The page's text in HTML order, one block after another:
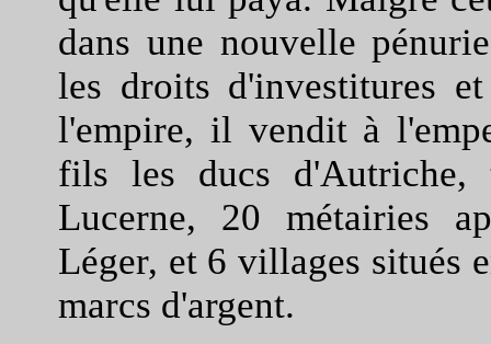
dans une nouvelle
les droits d'investitures
l'empire, il vendit à
fils les ducs
Lucerne, 20 métairies
Léger, et 6 villages situés
marcs d'argent.